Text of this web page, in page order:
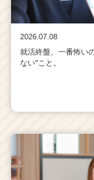
2026.07.08
就活終盤、一番怖い
ない"こと。